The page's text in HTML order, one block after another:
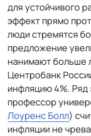
для устойчивого
эффект прямо
люди стремятся
предложение
нанимают больше
Центробанк
инфляцию 4%. Ряд
профессор
Лоуренс Болл)
инфляции не